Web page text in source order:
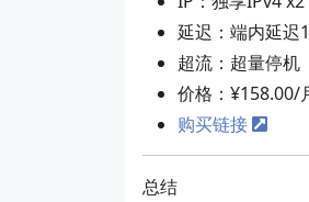
延迟：端内延迟
超流：超量停机
价格：¥158.00/
购买链接
总结